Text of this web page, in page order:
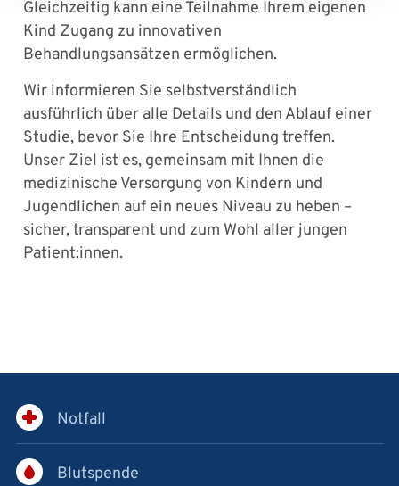
Gleichzeitig kann eine Teilnahme Ihrem eigenen
Kind Zugang zu innovativen
Behandlungsansätzen ermöglichen.
Wir informieren Sie selbstverständlich
ausführlich über alle Details und den Ablauf einer
Studie, bevor Sie Ihre Entscheidung treffen.
Unser Ziel ist es, gemeinsam mit Ihnen die
medizinische Versorgung von Kindern und
Jugendlichen auf ein neues Niveau zu heben –
sicher, transparent und zum Wohl aller jungen
Patient:innen.
Notfall
Blutspende